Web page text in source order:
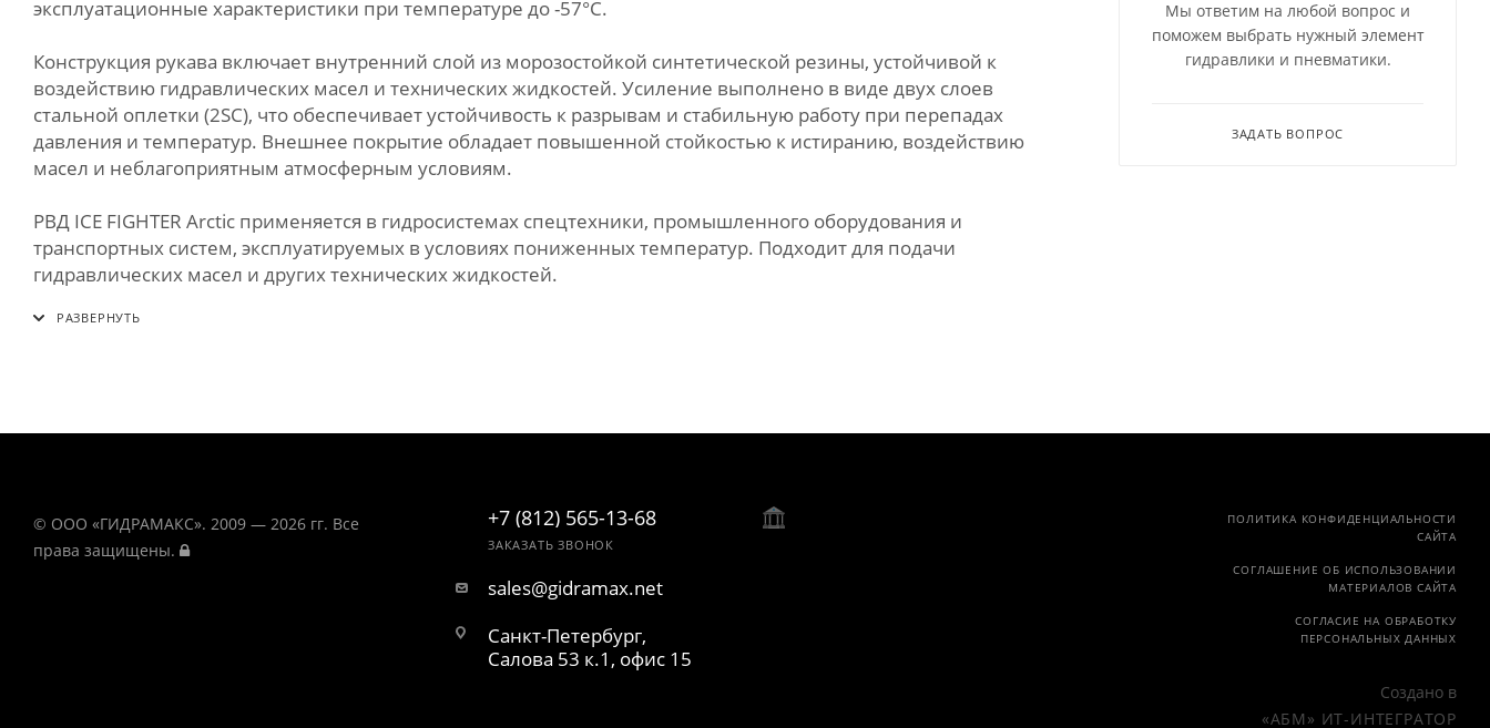
эксплуатационные характеристики при температуре до -57°C.
Конструкция рукава включает внутренний слой из морозостойкой синтетической резины, устойчивой к
воздействию гидравлических масел и технических жидкостей. Усиление выполнено в виде двух слоев
стальной оплетки (2SC), что обеспечивает устойчивость к разрывам и стабильную работу при перепадах
давления и температур. Внешнее покрытие обладает повышенной стойкостью к истиранию, воздействию
масел и неблагоприятным атмосферным условиям.
РВД ICE FIGHTER Arctic применяется в гидросистемах спецтехники, промышленного оборудования и
транспортных систем, эксплуатируемых в условиях пониженных температур. Подходит для подачи
гидравлических масел и других технических жидкостей.
Мы ответим на любой вопрос и
поможем выбрать нужный элемент
гидравлики и пневматики.
ЗАДАТЬ ВОПРОС
© ООО «ГИДРАМАКС». 2009 — 2026 гг. Все
права защищены.
+7 (812) 565-13-68
ЗАКАЗАТЬ ЗВОНОК
sales@gidramax.net
Санкт-Петербург,
Салова 53 к.1, офис 15
ПОЛИТИКА КОНФИДЕНЦИАЛЬНОСТИ
САЙТА
СОГЛАШЕНИЕ ОБ ИСПОЛЬЗОВАНИИ
МАТЕРИАЛОВ САЙТА
СОГЛАСИЕ НА ОБРАБОТКУ
ПЕРСОНАЛЬНЫХ ДАННЫХ
Создано в
«АБМ» ИТ-ИНТЕГРАТОР